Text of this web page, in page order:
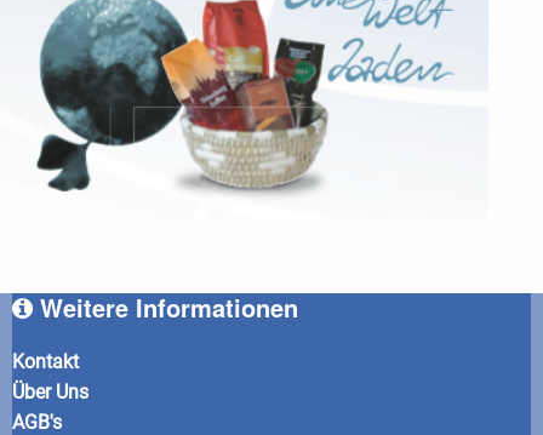
Weitere Informationen
Kontakt
Über Uns
AGB's